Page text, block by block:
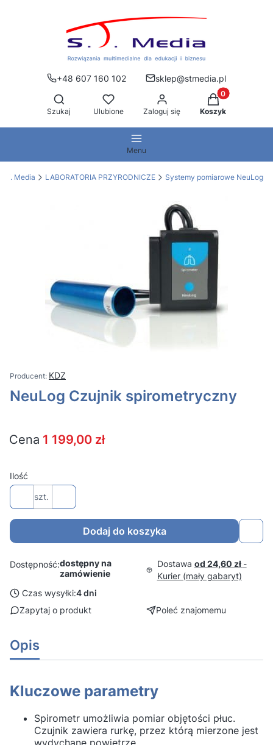
+48 607 160 102
sklep@stmedia.pl
Otwórz wyszukiwarkę
Szukaj Ulubione Zaloguj się
Produkty w
Koszyk
Menu
Media LABORATORIA PRZYRODNICZE Systemy pomiarowe NeuLog
KDZ
NeuLog Czujnik spirometryczny
Cena 1 199,00 zł
Ilość
szt.
Dodaj do koszyka
Dostępność:dostępny na
zamówienie
Dostawa od 24,60 zł -
Kurier (mały gabaryt)
Czas wysyłki:4 dni
Zapytaj o produkt
Poleć znajomemu
Opis
Kluczowe parametry
Spirometr umożliwia pomiar objętości płuc.
Czujnik zawiera rurkę, przez którą mierzone jest
wydychane powietrze.